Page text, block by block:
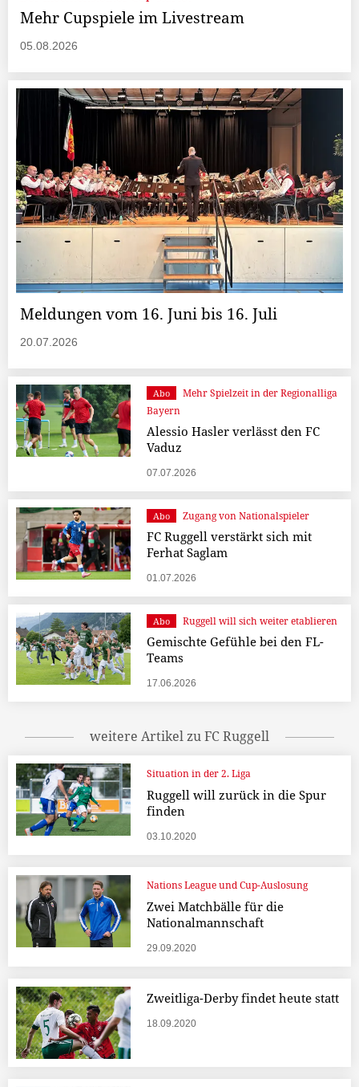
Mehr Cupspiele im Livestream
05.08.2026
Meldungen vom 16. Juni bis 16. Juli
20.07.2026
Abo
Mehr Spielzeit in der Regionalliga
Bayern
Alessio Hasler verlässt den FC
Vaduz
07.07.2026
Abo Zugang von Nationalspieler
FC Ruggell verstärkt sich mit
Ferhat Saglam
01.07.2026
Abo Ruggell will sich weiter etablieren
Gemischte Gefühle bei den FL-
Teams
17.06.2026
weitere Artikel zu FC Ruggell
Situation in der 2. Liga
Ruggell will zurück in die Spur
finden
03.10.2020
Nations League und Cup-Auslosung
Zwei Matchbälle für die
Nationalmannschaft
29.09.2020
Zweitliga-Derby findet heute statt
18.09.2020